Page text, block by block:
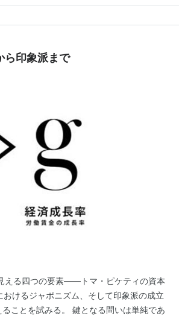
印象派まで
える四つの要素――トマ・ピケティの資本
けるジャポニズム、そして印象派の成立
ことを試みる。 鍵となる問いは単純であ